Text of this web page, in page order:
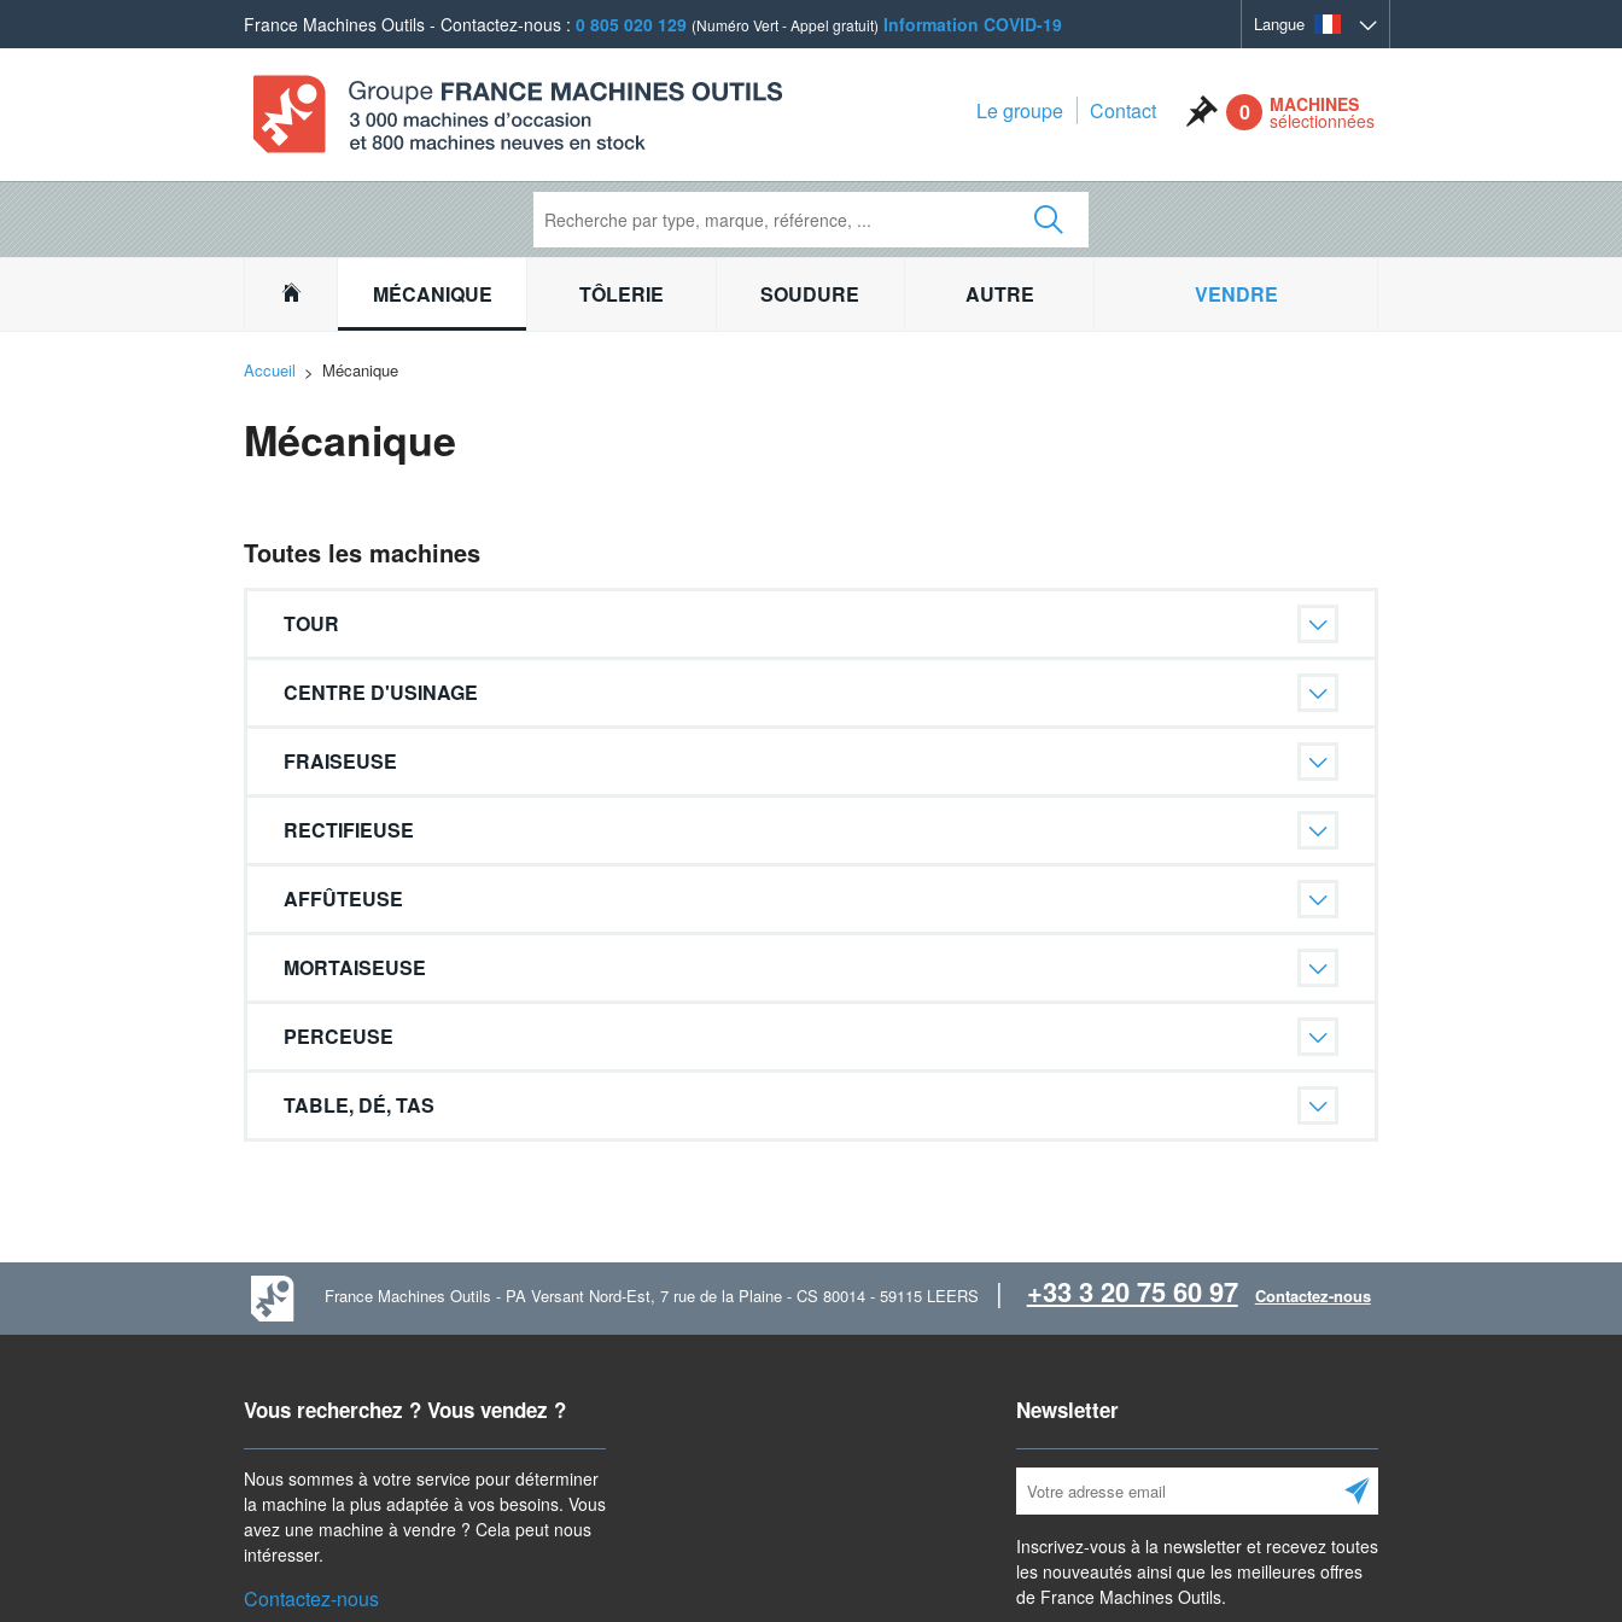
France Machines Outils - Contactez-nous : 0 805 020 129 (Numéro Vert - Appel gratuit) Information COVID-19 Langue
0 MACHINES
sélectionnées
Le groupe Contact
MÉCANIQUE TÔLERIE SOUDURE AUTRE VENDRE
Accueil Mécanique
Mécanique
Toutes les machines
TOUR
CENTRE D'USINAGE
FRAISEUSE
RECTIFIEUSE
AFFÛTEUSE
MORTAISEUSE
PERCEUSE
TABLE, DÉ, TAS
France Machines Outils - PA Versant Nord-Est, 7 rue de la Plaine - CS 80014 - 59115 LEERS | +33 3 20 75 60 97 Contactez-nous
Vous recherchez ? Vous vendez ?
Nous sommes à votre service pour déterminer
la machine la plus adaptée à vos besoins. Vous
avez une machine à vendre ? Cela peut nous
intéresser.
Contactez-nous
Newsletter
Inscrivez-vous à la newsletter et recevez toutes
les nouveautés ainsi que les meilleures offres
de France Machines Outils.